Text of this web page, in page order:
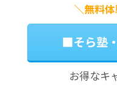
＼無料
■そら塾
お得なキ